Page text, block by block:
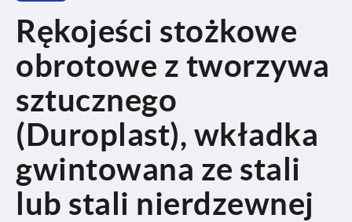
Rękojeści stożkowe
obrotowe z tworzywa
sztucznego
(Duroplast), wkładka
gwintowana ze stali
lub stali nierdzewnej